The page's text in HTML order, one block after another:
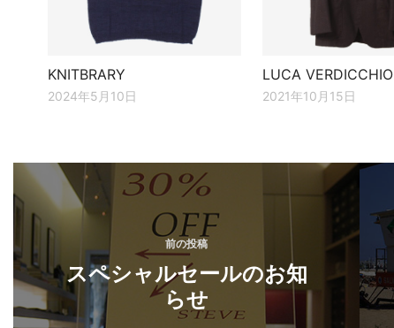
KNITBRARY
2024年5月10日
LUCA VERDICCHIO
2021年10月15日
投
稿
ビ
ゲ
ー
前の投稿
スペシャルセールのお知
らせ